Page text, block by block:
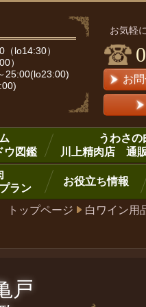
lo14:30）
）
25:00(lo23:00)
お気軽
お
ウ図鑑
うわさの
川上精肉店 通
ラン
お役立ち情報
トップページ
白ワイン用
戸